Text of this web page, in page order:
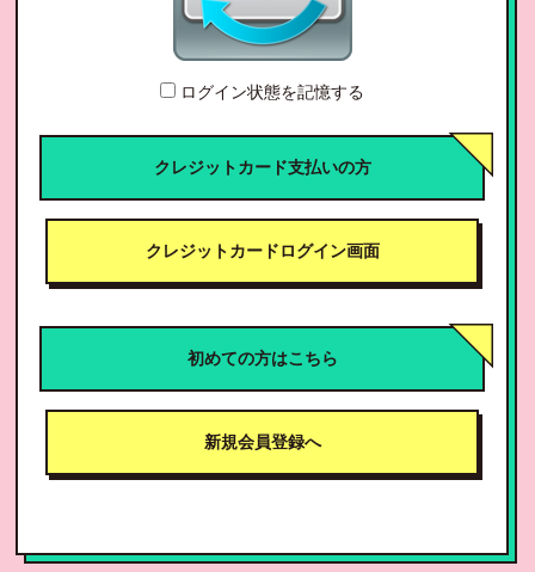
ログイン状態を記憶する
クレジットカード支払いの方
クレジットカードログイン画面
初めての方はこちら
新規会員登録へ